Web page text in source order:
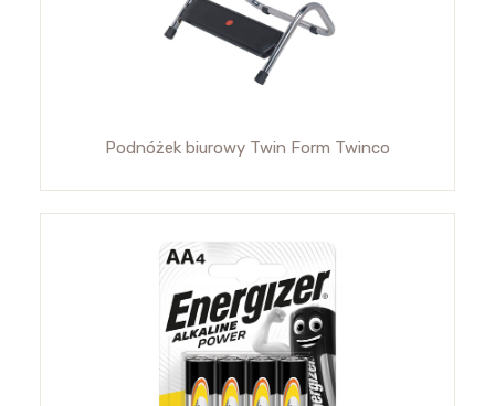
Podnóżek biurowy Twin Form Twinco